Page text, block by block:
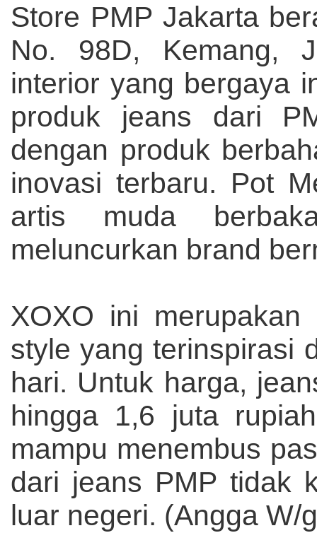
Store PMP Jakarta
No. 98D, Kemang,
interior yang bergaya
produk jeans dari
dengan produk
inovasi terbaru. Pot
artis muda
meluncurkan brand
XOXO ini
style yang terinspirasi
hari. Untuk harga,
hingga 1,6 juta
mampu menembus
dari jeans PMP tidak
luar negeri. (Angga W/